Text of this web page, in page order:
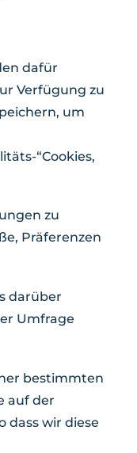
dafür
Verfügung zu
um
“Cookies,
zu
Präferenzen
darüber
Umfrage
bestimmten
auf der
dass wir diese